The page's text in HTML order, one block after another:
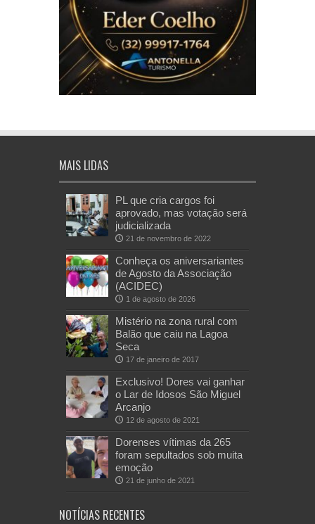
MAIS LIDAS
PL que cria cargos foi
aprovado, mas votação será
judicializada
21 de novembro de 2022
Conheça os aniversariantes
de Agosto da Associação
(ACIDEC)
1 de agosto de 2026
Mistério na zona rural com
Balão que caiu na Lagoa
Seca
17 de janeiro de 2017
Exclusivo! Dores vai ganhar
o Lar de Idosos São Miguel
Arcanjo
12 de agosto de 2021
Dorenses vítimas da 265
foram sepultados sob muita
emoção
21 de junho de 2021
NOTÍCIAS RECENTES